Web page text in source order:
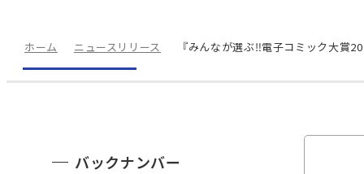
ホーム ニュースリリース 『みんなが選ぶ‼電子コミック大賞
バックナンバー